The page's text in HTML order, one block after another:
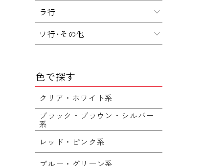
ラ行
ワ行･その他
色で探す
クリア・ホワイト系
ブラック・ブラウン・シルバー
系
レッド・ピンク系
ブルー・グリーン系